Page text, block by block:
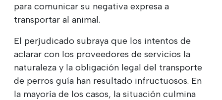
para comunicar su negativa expresa a
transportar al animal.
El perjudicado subraya que los intentos de
aclarar con los proveedores de servicios la
naturaleza y la obligación legal del transporte
de perros guía han resultado infructuosos. En
la mayoría de los casos, la situación culmina